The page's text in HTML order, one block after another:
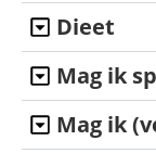
Dieet
Mag ik
Mag ik